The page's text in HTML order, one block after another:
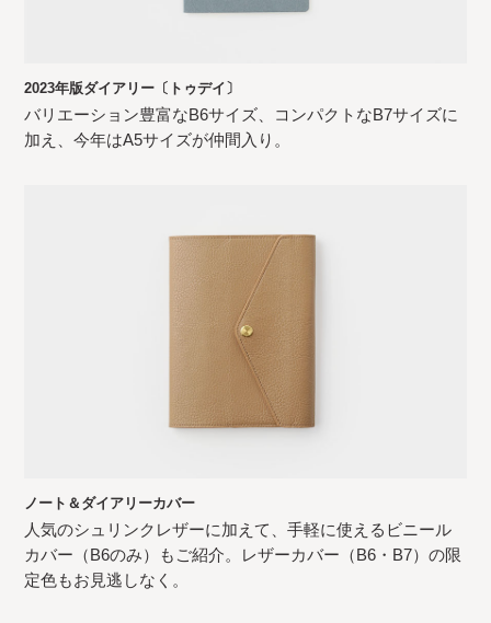
2023年版ダイアリー〔トゥデイ〕
バリエーション豊富なB6サイズ、コンパクトなB7サイズに
加え、今年はA5サイズが仲間入り。
ノート＆ダイアリーカバー
人気のシュリンクレザーに加えて、手軽に使えるビニール
カバー（B6のみ）もご紹介。レザーカバー（B6・B7）の限
定色もお見逃しなく。